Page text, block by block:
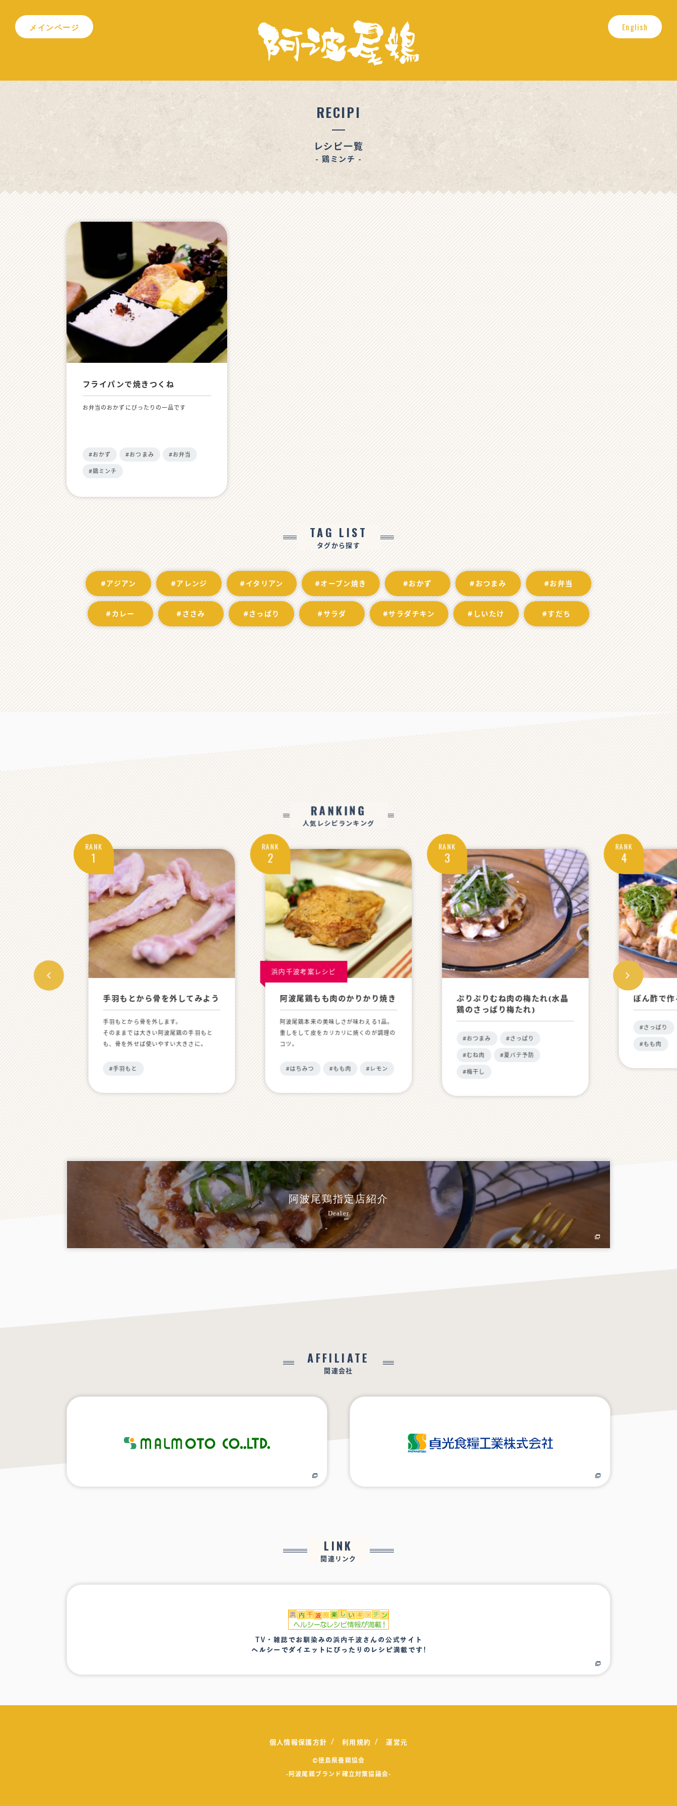
メインページ English
RECIPI
レシピ一覧
- 鶏ミンチ -
フライパンで焼きつくね
お弁当のおかずにぴったりの一品です
#おかず #おつまみ #お弁当
#鶏ミンチ
TAG LIST
タグから探す
#アジアン #アレンジ #イタリアン #オーブン焼き #おかず #おつまみ #お弁当
#カレー #ささみ #さっぱり #サラダ #サラダチキン #しいたけ #すだち
RANKING
人気レシピランキング
手羽もとから骨を外してみよう
手羽もとから骨を外します。
そのままでは大きい阿波尾鶏の手羽もと
も、骨を外せば使いやすい大きさに。
料理にご使用いただけます。
#手羽もと
浜内千波考案レシピ
阿波尾鶏もも肉のかりかり焼き
阿波尾鶏本来の美味しさが味わえる1品。
重しをして皮をカリカリに焼くのが調理の
コツ。
#はちみつ #もも肉 #レモン
ぷりぷりむね肉の梅たれ(水晶
鶏のさっぱり梅たれ)
#おつまみ #さっぱり
#むね肉 #夏バテ予防
#梅干し
ぽん酢で
#さっぱり
#もも肉
阿波尾鶏指定店紹介
Dealer
AFFILIATE
関連会社
LINK
関連リンク
個人情報保護方針 利用規約 運営元
©徳島県養鶏協会
-阿波尾鶏ブランド確立対策協議会-